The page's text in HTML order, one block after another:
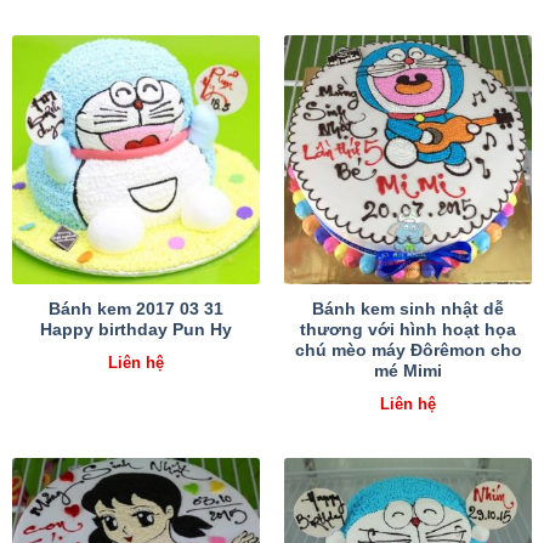
Bánh kem 2017 03 31
Happy birthday Pun Hy
Liên hệ
Bánh kem sinh nhật dễ
thương với hình hoạt họa
chú mèo máy Đôrêmon cho
mé Mimi
Liên hệ